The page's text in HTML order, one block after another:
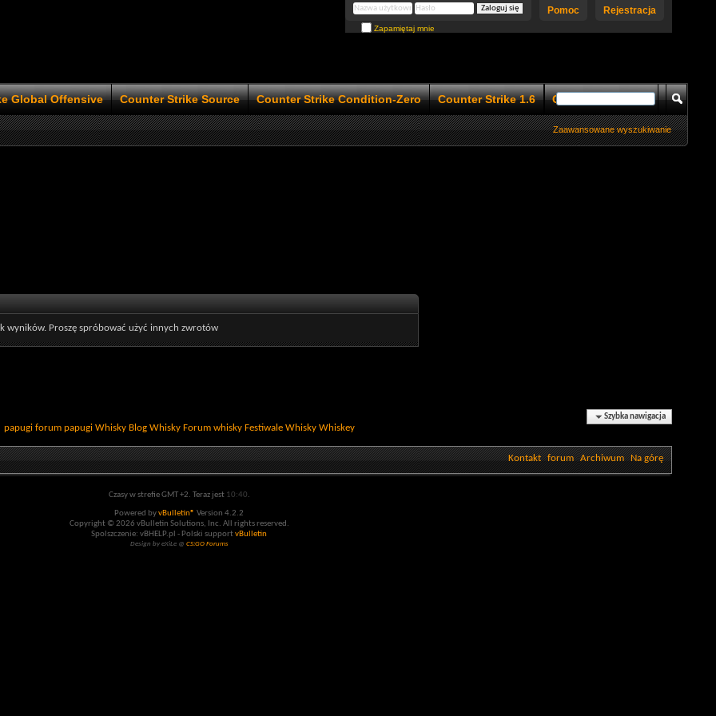
Rejestracja
Pomoc
Zapamiętaj mnie
Global Offensive Counter Strike Source Counter Strike Condition-Zero Counter Strike 1.6 Counter Strike 1.5
Zaawansowane wyszukiwanie
wyników. Proszę spróbować użyć innych zwrotów
Szybka nawigacja
papugi forum papugi Whisky Blog Whisky Forum whisky Festiwale Whisky Whiskey
Kontakt forum Archiwum Na górę
Czasy w strefie GMT +2. Teraz jest 10:40.
Powered byvBulletin® Version 4.2.2
Copyright © 2026 vBulletin Solutions, Inc. All rights reserved.
Spolszczenie: vBHELP.pl - Polski supportvBulletin
Design by eXiLe @ CS:GO Forums